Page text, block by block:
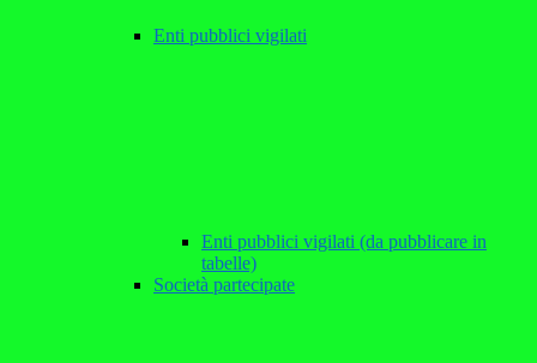
Enti pubblici vigilati
Enti pubblici vigilati (da pubblicare in
tabelle)
Società partecipate